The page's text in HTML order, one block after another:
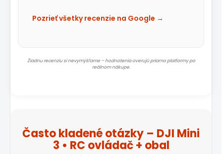
Pozrieť všetky recenzie na Google →
Žiadnu recenziu si nevymýšľame – hodnotenia overujú priamo platformy po
reálnom nákupe.
Často kladené otázky – DJI Mini
3 • RC ovládač + obal